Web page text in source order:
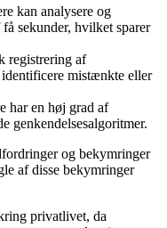
kan analysere og
sekunder, hvilket sparer
registrering af
mistænkte eller
har en høj grad af
genkendelsesalgoritmer.
og bekymringer
af disse bekymringer
privatlivet, da